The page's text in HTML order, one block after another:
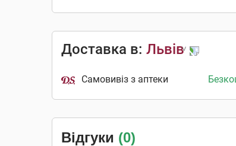
Доставка в: Львів
Самовивіз з аптеки
Відгуки (0)